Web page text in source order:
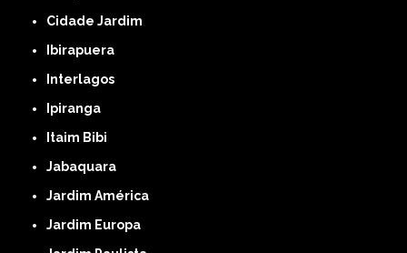
Cidade Jardim
Ibirapuera
Interlagos
Ipiranga
Itaim Bibi
Jabaquara
Jardim América
Jardim Europa